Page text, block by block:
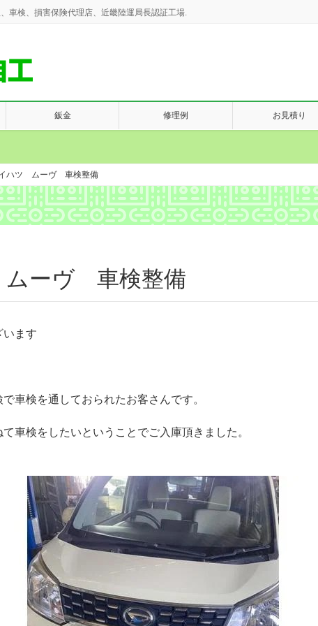
車検、損害保険代理店、近畿陸運局長認証工場.
鈑金 修理例 お見積り
ハツ ムーヴ 車検整備
ーヴ 車検整備
います
車検を通しておられたお客さんです。
車検をしたいということでご入庫頂きました。